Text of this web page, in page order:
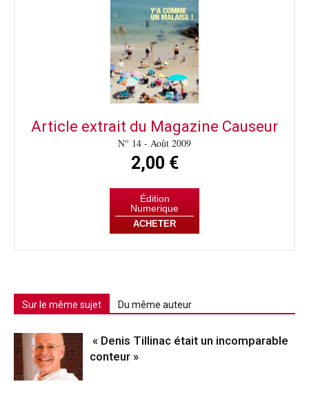
Article extrait du Magazine Causeur
N° 14 - Août 2009
2,00 €
Édition
Numerique
ACHETER
Sur le même sujet Du même auteur
« Denis Tillinac était un incomparable
conteur »